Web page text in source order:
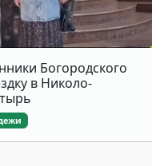
Богородского
в Николо-